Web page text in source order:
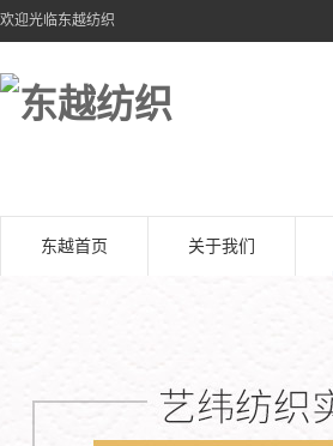
欢迎光临东越纺织
东越首页 关于我们